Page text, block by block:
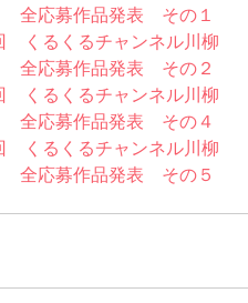
全応募作品発表　その１
くるくるチャンネル川柳
全応募作品発表　その２
くるくるチャンネル川柳
全応募作品発表　その４
くるくるチャンネル川柳
全応募作品発表　その５